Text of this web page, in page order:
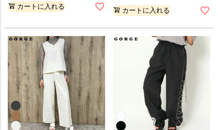
カートに入れる カートに入れる